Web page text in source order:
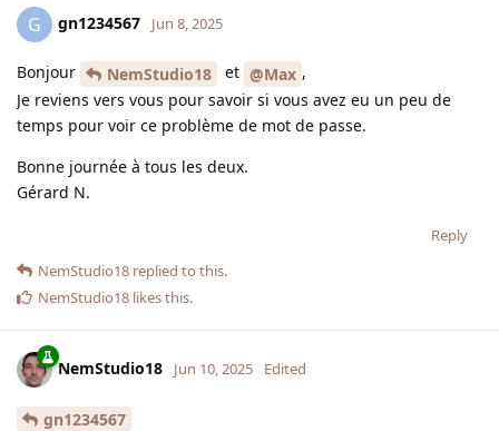
G gn1234567 Jun 8, 2025
Bonjour NemStudio18 et @Max ,
Je reviens vers vous pour savoir si vous avez eu un peu de
temps pour voir ce problème de mot de passe.
Bonne journée à tous les deux.
Gérard N.
Reply
NemStudio18 replied to this.
NemStudio18 likes this.
NemStudio18 Jun 10, 2025 Edited
gn1234567